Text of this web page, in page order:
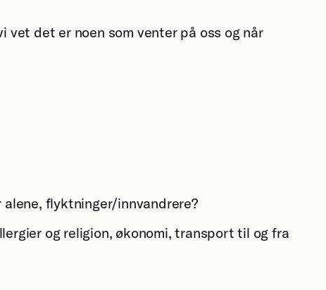
det er noen som venter på oss og når
alene, flyktninger/innvandrere?
og religion, økonomi, transport til og fra